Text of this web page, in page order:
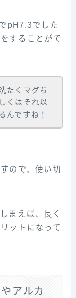
pH7.3でした
することがで
たくマグち
くはそれ以
んですね！
ので、使い切
まえば、長く
ットになって
アルカ